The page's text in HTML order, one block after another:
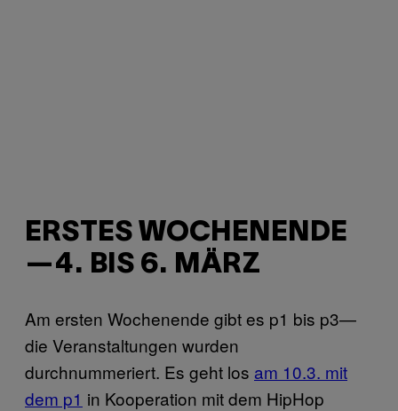
ERSTES WOCHENENDE
—4. BIS 6. MÄRZ
Am ersten Wochenende gibt es p1 bis p3—
die Veranstaltungen wurden
durchnummeriert. Es geht los am 10.3. mit
dem p1 in Kooperation mit dem HipHop